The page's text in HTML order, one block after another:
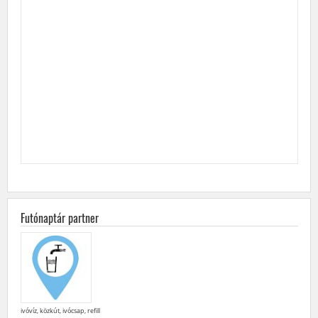
Futónaptár partner
ivóvíz, közkút, ivócsap, refill